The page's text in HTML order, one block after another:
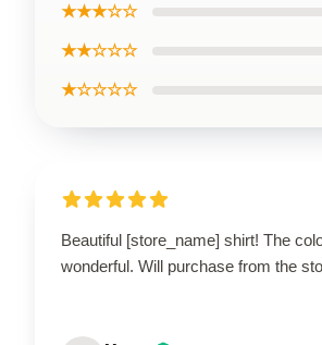
★★★☆☆
★★☆☆☆
★☆☆☆☆
Beautiful [store_name] shirt! The
wonderful. Will purchase from the